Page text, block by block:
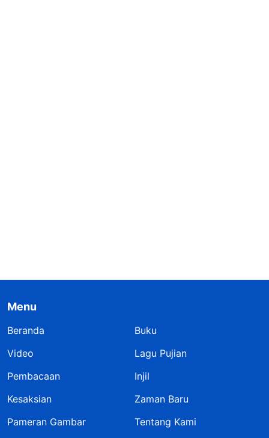
Menu
Beranda
Buku
Video
Lagu Pujian
Pembacaan
Injil
Kesaksian
Zaman Baru
Pameran Gambar
Tentang Kami